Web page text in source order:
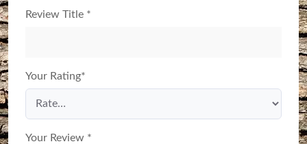
Review Title *
Your Rating*
Your Review *